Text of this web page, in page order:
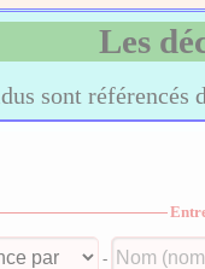
Les
sont référencés
-